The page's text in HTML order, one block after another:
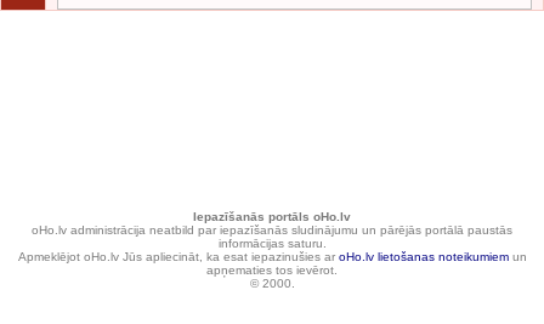
Iepazīšanās portāls oHo.lv
oHo.lv administrācija neatbild par iepazīšanās sludinājumu un pārējās portālā paustās
informācijas saturu.
Apmeklējot oHo.lv Jūs apliecināt, ka esat iepazinušies ar oHo.lv lietošanas noteikumiemun
apņematies tos ievērot.
© 2000.